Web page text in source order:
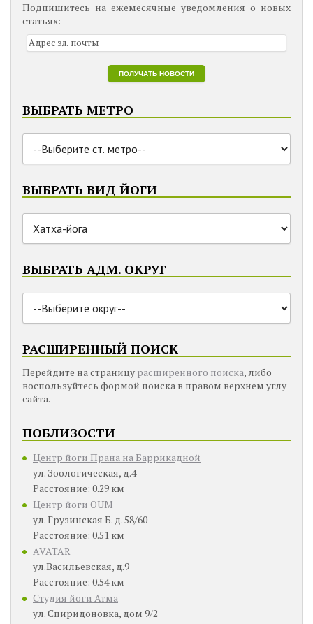
Подпишитесь на ежемесячные уведомления о новых
статьях:
ВЫБРАТЬ МЕТРО
ВЫБРАТЬ ВИД ЙОГИ
ВЫБРАТЬ АДМ. ОКРУГ
РАСШИРЕННЫЙ ПОИСК
Перейдите на страницу расширенного поиска, либо
воспользуйтесь формой поиска в правом верхнем углу
сайта.
ПОБЛИЗОСТИ
Центр йоги Прана на Баррикадной
ул. Зоологическая, д.4
Расстояние: 0.29 км
Центр йоги OUM
ул. Грузинская Б. д. 58/60
Расстояние: 0.51 км
AVATAR
ул.Васильевская, д.9
Расстояние: 0.54 км
Студия йоги Атма
ул. Спиридоновка, дом 9/2